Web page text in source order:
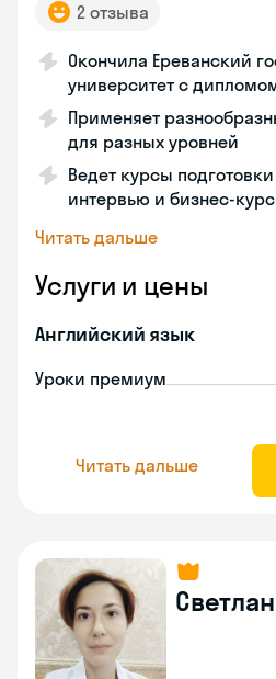
2 отзыва
Окончила Ереванский
университет с
Применяет
для разных уровней
Ведет курсы
интервью и бизнес-
Читать дальше
Услуги и цены
Английский язык
Уроки премиум
Читать дальше